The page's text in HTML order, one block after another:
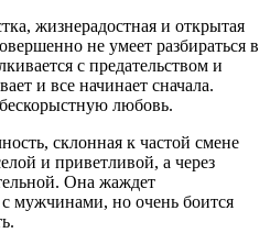
жизнерадостная и открытая
не умеет разбираться в
с предательством и
и все начинает сначала.
любовь.
склонная к частой смене
и приветливой, а через
Она жаждет
мужчинами, но очень боится